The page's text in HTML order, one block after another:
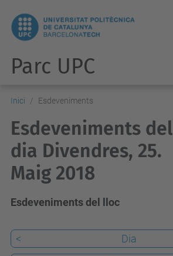
Parc UPC
Inici Esdeveniments
Esdeveniments del
dia Divendres, 25.
Maig 2018
Esdeveniments del lloc
< Dia